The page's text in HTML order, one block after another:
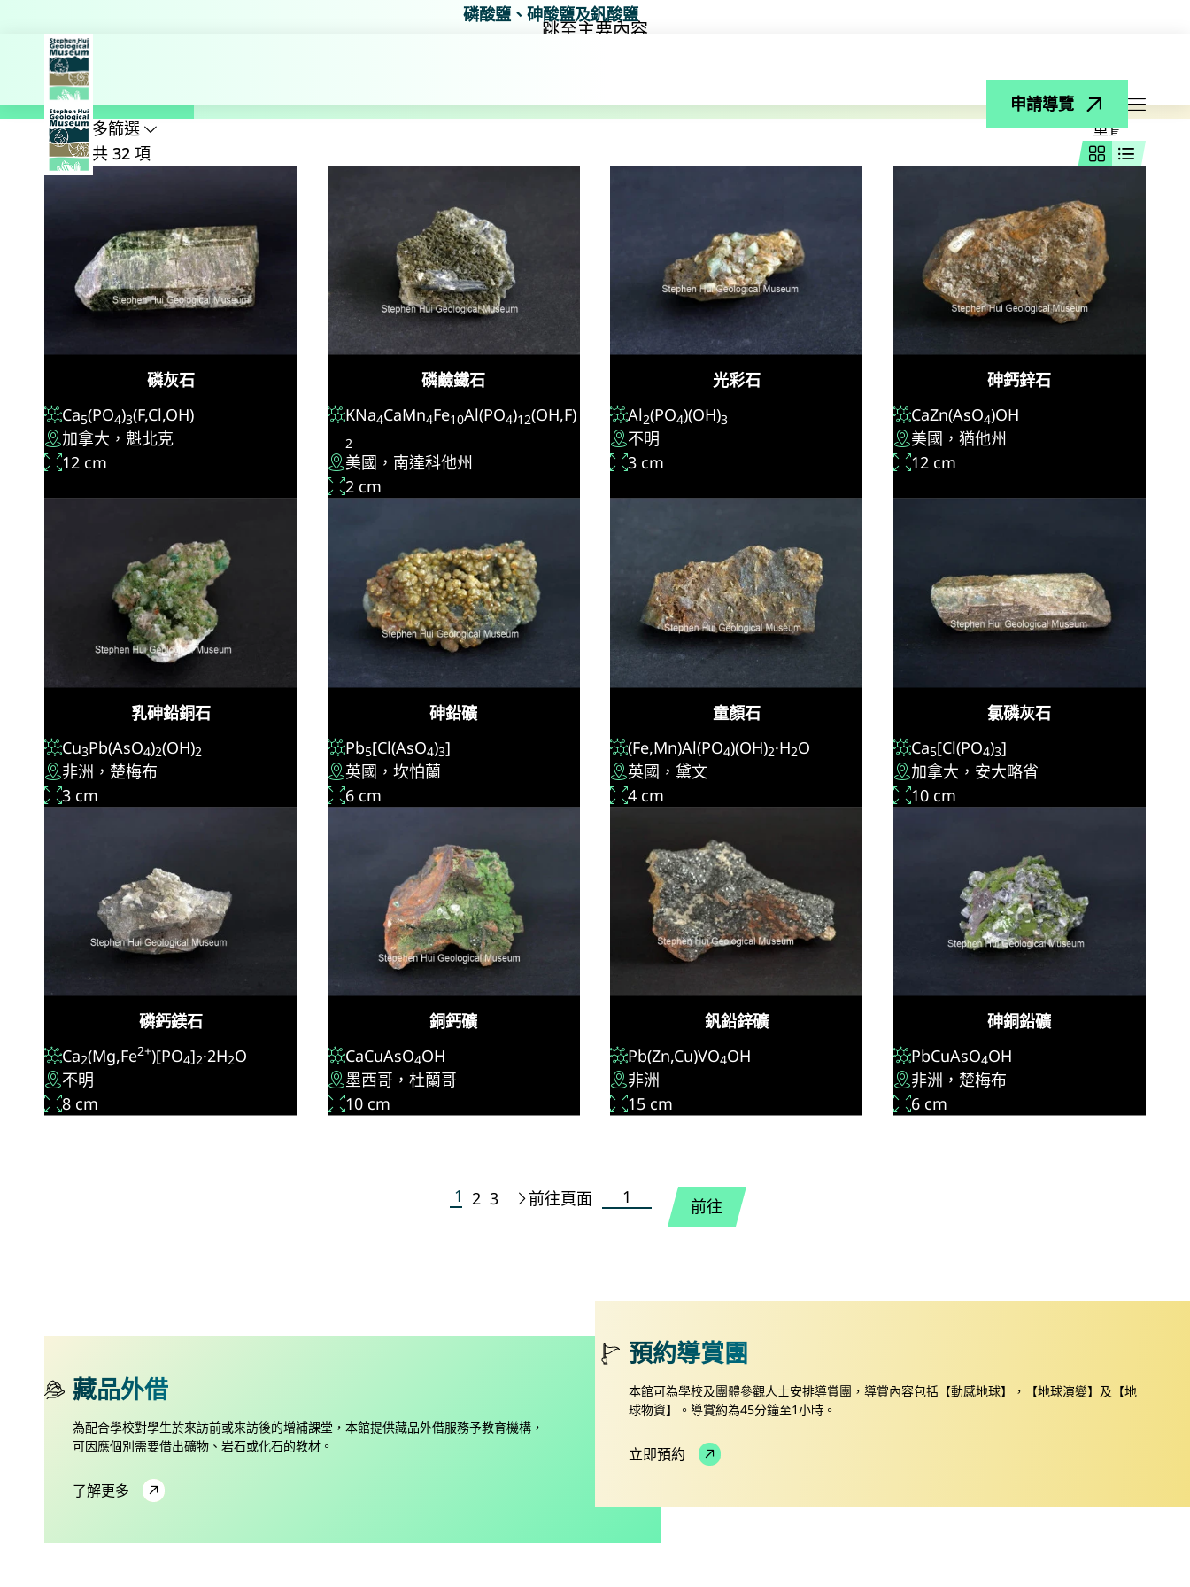
跳至主要內容
申請導覽
磷酸鹽、砷酸鹽及釩酸鹽
探索更多
搜尋名稱、公式、地點
搜尋
顯示較多篩選
重置
結果：共 32 項
網格視圖列表視圖
磷灰石
Ca5(PO4)3(F,Cl,OH)
加拿大，魁北克
12 cm
磷鹼鐵石
KNa4CaMn4Fe10Al(PO4)12(OH,F)
2
美國，南達科他州
2 cm
光彩石
Al2(PO4)(OH)3
不明
3 cm
砷鈣鋅石
CaZn(AsO4)OH
美國，猶他州
12 cm
乳砷鉛銅石
Cu3Pb(AsO4)2(OH)2
非洲，楚梅布
3 cm
砷鉛礦
Pb5[Cl(AsO4)3]
英國，坎怕蘭
6 cm
童顏石
(Fe,Mn)Al(PO4)(OH)2·H2O
英國，黛文
4 cm
氯磷灰石
Ca5[Cl(PO4)3]
加拿大，安大略省
10 cm
磷鈣鎂石
Ca2(Mg,Fe2+)[PO4]2·2H2O
不明
8 cm
銅鈣礦
CaCuAsO4OH
墨西哥，杜蘭哥
10 cm
釩鉛鋅礦
Pb(Zn,Cu)VO4OH
非洲
15 cm
砷銅鉛礦
PbCuAsO4OH
非洲，楚梅布
6 cm
1 2 3 下一頁
前往頁面
前往頁面 前往
藏品外借
為配合學校對學生於來訪前或來訪後的增補課堂，本館提供藏品外借服務予教育機構，
可因應個別需要借出礦物、岩石或化石的教材。
了解更多
預約導賞團
本館可為學校及團體參觀人士安排導賞團，導賞內容包括【動感地球】，【地球演變】及【地
球物資】。導賞約為45分鐘至1小時。
立即預約